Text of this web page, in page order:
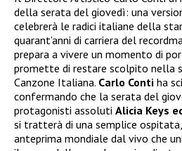
della serata del giovedì: una
celebrerà le radici italiane della
quarant’anni di carriera del
prepara a vivere un momento di
promette di restare scolpito nella
Canzone Italiana. Carlo Conti ha
confermando che la serata del
protagonisti assoluti Alicia Keys
si tratterà di una semplice
anteprima mondiale dal vivo che